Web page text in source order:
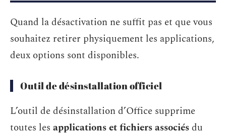
Quand la désactivation ne suffit pas et que vous
souhaitez retirer physiquement les applications,
deux options sont disponibles.
Outil de désinstallation officiel
L’outil de désinstallation d’Office supprime
toutes les applications et fichiers associésdu